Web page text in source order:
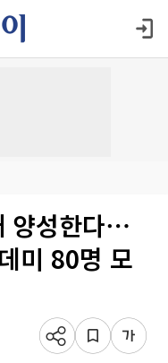
양성한다⋯
미 80명 모